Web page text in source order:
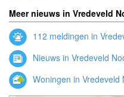
Meer nieuws in Vredeveld
112 meldingen in
Nieuws in Vredeveld
Woningen in Vredeveld